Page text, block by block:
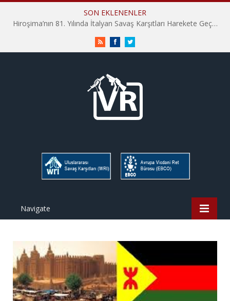
SON EKLENENLER
Hiroşima’nın 81. Yılında İtalyan Savaş Karşıtları Harekete Geçti: “Hatırlamak yeterli değil”
RSS FacebookTwitter
Navigate